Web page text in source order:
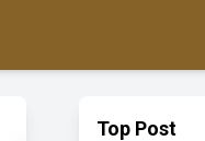
Top Post